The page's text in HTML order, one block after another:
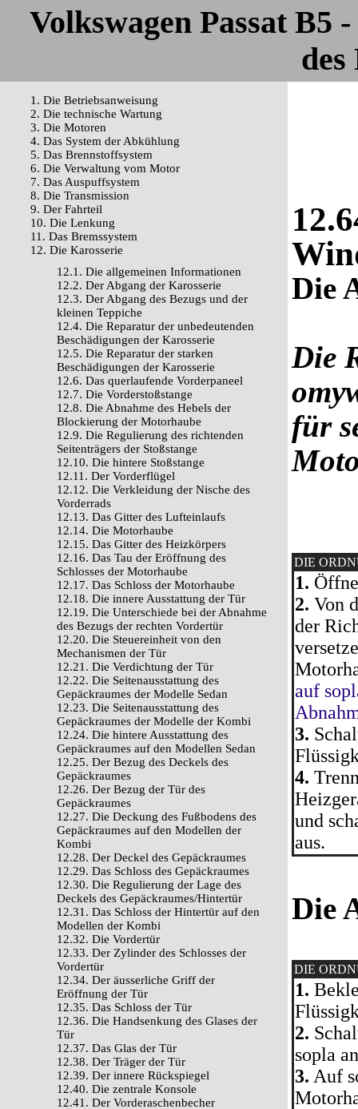
Volkswagen Passat B5
des
1. Die Betriebsanweisung
2. Die technische Wartung
3. Die Motoren
4. Das System der Abkühlung
5. Das Brennstoffsystem
6. Die Verwaltung vom Motor
7. Das Auspuffsystem
8. Die Transmission
9. Der Fahrteil
10. Die Lenkung
11. Das Bremssystem
12. Die Karosserie
12.1. Die allgemeinen Informationen
12.2. Der Abgang der Karosserie
12.3. Der Abgang des Bezugs und der
kleinen Teppiche
12.4. Die Reparatur der unbedeutenden
Beschädigungen der Karosserie
12.5. Die Reparatur der starken
Beschädigungen der Karosserie
12.6. Das querlaufende Vorderpaneel
12.7. Die Vorderstoßstange
12.8. Die Abnahme des Hebels der
Blockierung der Motorhaube
12.9. Die Regulierung des richtenden
Seitenträgers der Stoßstange
12.10. Die hintere Stoßstange
12.11. Der Vorderflügel
12.12. Die Verkleidung der Nische des
Vorderrads
12.13. Das Gitter des Lufteinlaufs
12.14. Die Motorhaube
12.15. Das Gitter des Heizkörpers
12.16. Das Tau der Eröffnung des
Schlosses der Motorhaube
12.17. Das Schloss der Motorhaube
12.18. Die innere Ausstattung der Tür
12.19. Die Unterschiede bei der Abnahme
des Bezugs der rechten Vordertür
12.20. Die Steuereinheit von den
Mechanismen der Tür
12.21. Die Verdichtung der Tür
12.22. Die Seitenausstattung des
Gepäckraumes der Modelle Sedan
12.23. Die Seitenausstattung des
Gepäckraumes der Modelle der Kombi
12.24. Die hintere Ausstattung des
Gepäckraumes auf den Modellen Sedan
12.25. Der Bezug des Deckels des
Gepäckraumes
12.26. Der Bezug der Tür des
Gepäckraumes
12.27. Die Deckung des Fußbodens des
Gepäckraumes auf den Modellen der
Kombi
12.28. Der Deckel des Gepäckraumes
12.29. Das Schloss des Gepäckraumes
12.30. Die Regulierung der Lage des
Deckels des Gepäckraumes/Hintertür
12.31. Das Schloss der Hintertür auf den
Modellen der Kombi
12.32. Die Vordertür
12.33. Der Zylinder des Schlosses der
Vordertür
12.34. Der äusserliche Griff der
Eröffnung der Tür
12.35. Das Schloss der Tür
12.36. Die Handsenkung des Glases der
Tür
12.37. Das Glas der Tür
12.38. Der Träger der Tür
12.39. Der innere Rückspiegel
12.40. Die zentrale Konsole
12.41. Der Vorderaschenbecher
Die
Die
für
DIE
1.
2. Von
der
auf
3.
4.
und
aus.
Die
DIE
1.
2.
sopla
3. Auf